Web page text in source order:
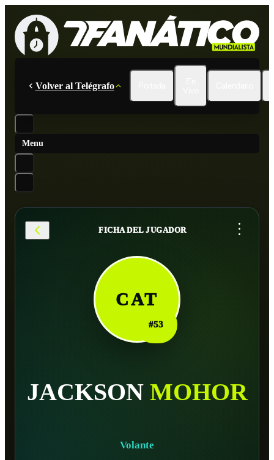
Volver al Telégrafo
Menu
FICHA DEL JUGADOR ...
CAT
#53
JACKSON MOHOR
Volante